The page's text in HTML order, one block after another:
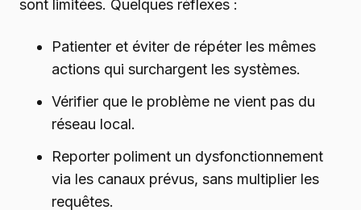
sont limitées. Quelques réflexes :
Patienter et éviter de répéter les mêmes
actions qui surchargent les systèmes.
Vérifier que le problème ne vient pas du
réseau local.
Reporter poliment un dysfonctionnement
via les canaux prévus, sans multiplier les
requêtes.